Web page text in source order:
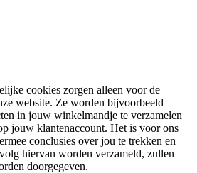
cookies zorgen alleen voor de
website. Ze worden bijvoorbeeld
in jouw winkelmandje te verzamelen
jouw klantenaccount. Het is voor ons
conclusies over jou te trekken en
hiervan worden verzameld, zullen
doorgegeven.